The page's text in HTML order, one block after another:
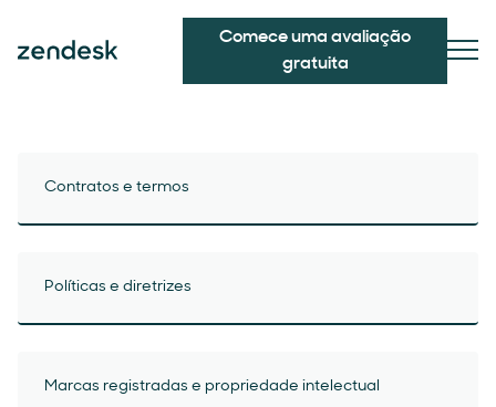
Comece uma avaliação
gratuita
Contratos e termos
Políticas e diretrizes
Marcas registradas e propriedade intelectual